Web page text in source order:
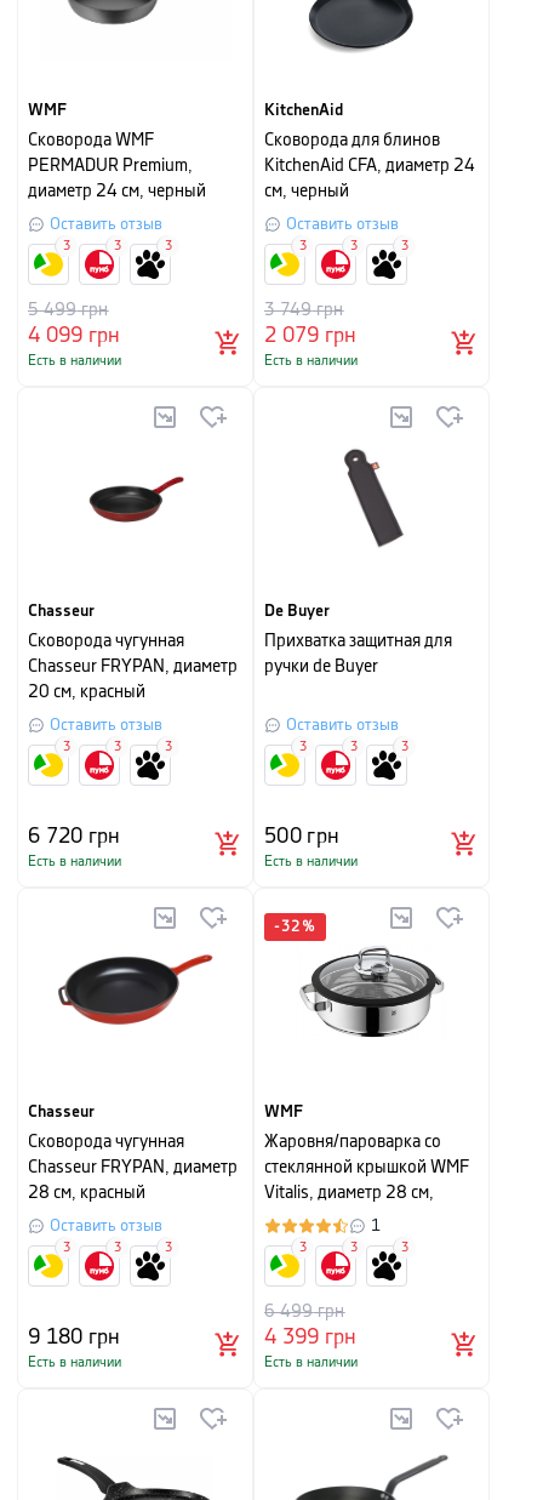
WMF
Сковорода WMF
PERMADUR Premium,
диаметр 24 см, черный
Оставить отзыв
4 099 грн
5 499грн
Есть в наличии
3 3 3
KitchenAid
Сковорода для блинов
KitchenAid CFA, диаметр 24
см, черный
Оставить отзыв
2 079 грн
3 749грн
Есть в наличии
3 3 3
Chasseur
Сковорода чугунная
Chasseur FRYPAN, диаметр
20 см, красный
Оставить отзыв
6 720 грн
Есть в наличии
3 3 3
De Buyer
Прихватка защитная для
ручки de Buyer
Оставить отзыв
500грн
Есть в наличии
3 3 3
Chasseur
Сковорода чугунная
Chasseur FRYPAN, диаметр
28 см, красный
Оставить отзыв
9 180 грн
Есть в наличии
3 3 3
-32 %
WMF
Жаровня/пароварка со
стеклянной крышкой WMF
Vitalis, диаметр 28 см,
объем 5 л, серебристый
1
4 399 грн
6 499грн
Есть в наличии
3 3 3